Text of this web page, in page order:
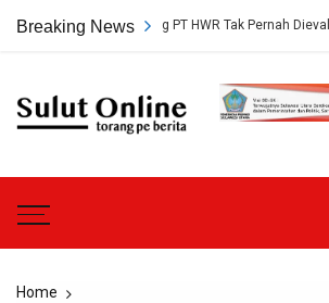
Breaking News
Tambang PT HWR Tak Pernah Dievaluasi Dinas
Sulut
Home